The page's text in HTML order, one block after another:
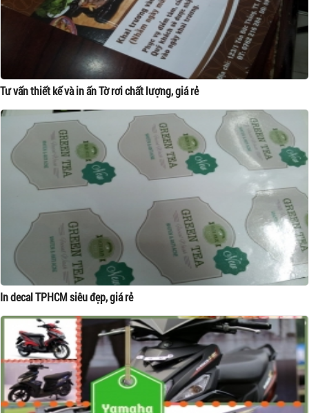
Tư vấn thiết kế và in ấn Tờ rơi chất lượng, giá rẻ
In decal TPHCM siêu đẹp, giá rẻ